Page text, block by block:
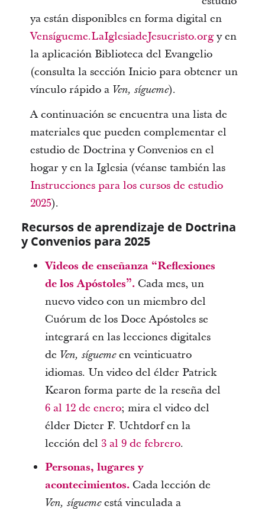
ya están disponibles en forma digital en
Vensígueme.LaIglesiadeJesucristo.orgy en
la aplicación Biblioteca del Evangelio
(consulta la sección Inicio para obtener un
vínculo rápido a Ven, sígueme).
A continuación se encuentra una lista de
materiales que pueden complementar el
estudio de Doctrina y Convenios en el
hogar y en la Iglesia (véanse también las
Instrucciones para los cursos de estudio
2025).
Recursos de aprendizaje de Doctrina
y Convenios para 2025
Videos de enseñanza “Reflexiones
de los Apóstoles”.Cada mes, un
nuevo video con un miembro del
Cuórum de los Doce Apóstoles se
integrará en las lecciones digitales
de Ven, síguemeen veinticuatro
idiomas. Un video del élder Patrick
Kearon forma parte de la reseña del
6 al 12 de enero; mira el video del
élder Dieter F. Uchtdorf en la
lección del 3 al 9 de febrero.
Personas, lugares y
acontecimientos.Cada lección de
Ven, síguemeestá vinculada a